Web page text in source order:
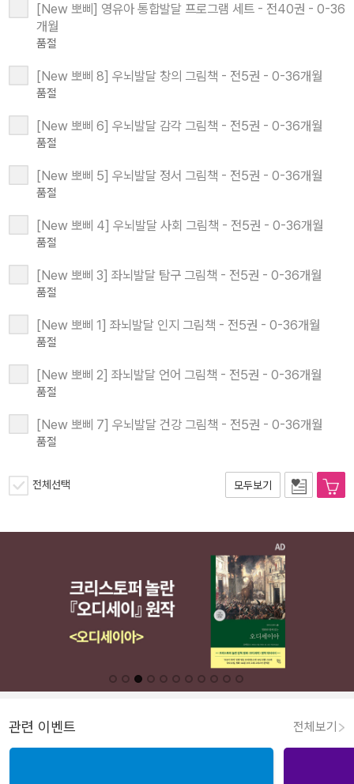
[New 뽀삐] 영유아 통합발달 프로그램 세트 - 전40권 - 0-36
개월
품절
[New 뽀삐 8] 우뇌발달 창의 그림책 - 전5권 - 0-36개월
품절
[New 뽀삐 6] 우뇌발달 감각 그림책 - 전5권 - 0-36개월
품절
[New 뽀삐 5] 우뇌발달 정서 그림책 - 전5권 - 0-36개월
품절
[New 뽀삐 4] 우뇌발달 사회 그림책 - 전5권 - 0-36개월
품절
[New 뽀삐 3] 좌뇌발달 탐구 그림책 - 전5권 - 0-36개월
품절
[New 뽀삐 1] 좌뇌발달 인지 그림책 - 전5권 - 0-36개월
품절
[New 뽀삐 2] 좌뇌발달 언어 그림책 - 전5권 - 0-36개월
품절
[New 뽀삐 7] 우뇌발달 건강 그림책 - 전5권 - 0-36개월
품절
전체선택 모두보기
관련 이벤트 전체보기